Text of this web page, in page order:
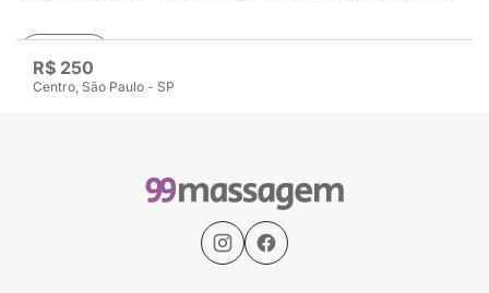
R$ 250
Centro, São Paulo - SP
Avaliar